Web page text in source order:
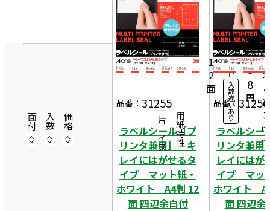
面付 入数 価格 一片サイズ用紙特性
品番： 31255
ラベルシール［プ
リンタ兼用］ キ
レイにはがせるタ
イプ マット紙・
ホワイト A4判 12
面 四辺余白付
1
2
面
10
シ
ー
ト
入
数
違
い
あ
り
8
5
8
円
8
6.
4
m
m
4
2.
3
m
m
品番： 31256
ラベルシー
リンタ兼
レイにはが
イプ マッ
ホワイト
面 四辺余